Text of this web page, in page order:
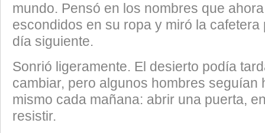
mundo. Pensó en los nombres que
escondidos en su ropa y miró la
día siguiente.
​Sonrió ligeramente. El desierto podía
cambiar, pero algunos hombres seguían
mismo cada mañana: abrir una puerta,
resistir.